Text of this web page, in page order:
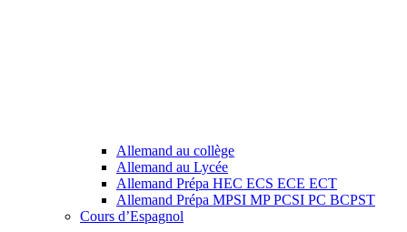
Allemand au collège
Allemand au Lycée
Allemand Prépa HEC ECS ECE ECT
Allemand Prépa MPSI MP PCSI PC BCPST
Cours d’Espagnol